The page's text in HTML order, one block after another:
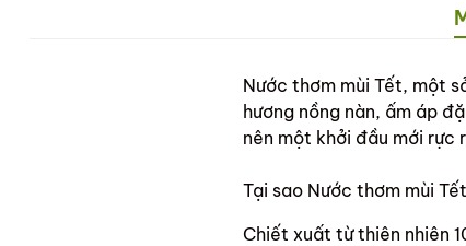
Nước thơm mùi Tết, một
hương nồng nàn, ấm áp
nên một khởi đầu mới rực
Tại sao Nước thơm mùi
Chiết xuất từ thiên nhiên